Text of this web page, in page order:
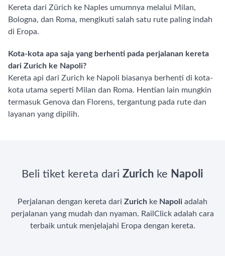
Kereta dari Zürich ke Naples umumnya melalui Milan,
Bologna, dan Roma, mengikuti salah satu rute paling indah
di Eropa.
Kota-kota apa saja yang berhenti pada perjalanan kereta
dari Zurich ke Napoli?
Kereta api dari Zurich ke Napoli biasanya berhenti di kota-
kota utama seperti Milan dan Roma. Hentian lain mungkin
termasuk Genova dan Florens, tergantung pada rute dan
layanan yang dipilih.
Beli tiket kereta dari Zurich ke Napoli
Perjalanan dengan kereta dari Zurich ke Napoli adalah
perjalanan yang mudah dan nyaman. RailClick adalah cara
terbaik untuk menjelajahi Eropa dengan kereta.